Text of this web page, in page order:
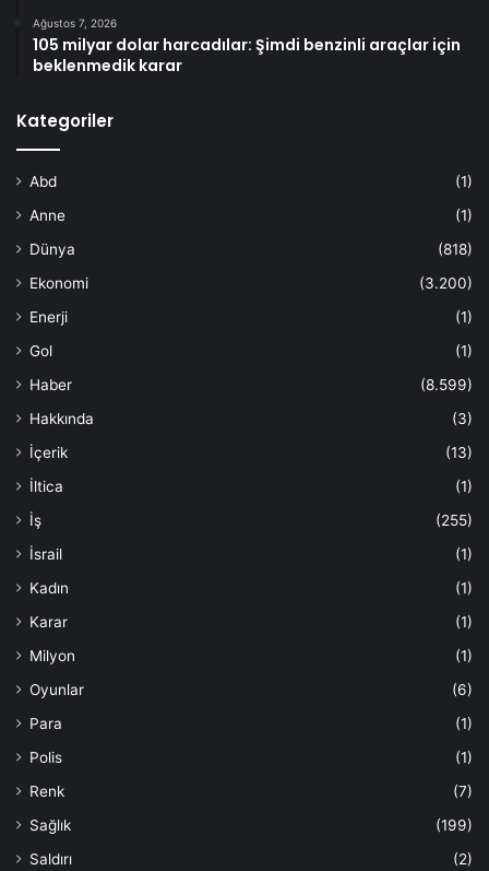
Ağustos 7, 2026
105 milyar dolar harcadılar: Şimdi benzinli araçlar için
beklenmedik karar
Kategoriler
Abd
(1)
Anne
(1)
Dünya
(818)
Ekonomi
(3.200)
Enerji
(1)
Gol
(1)
Haber
(8.599)
Hakkında
(3)
İçerik
(13)
İltica
(1)
İş
(255)
İsrail
(1)
Kadın
(1)
Karar
(1)
Milyon
(1)
Oyunlar
(6)
Para
(1)
Polis
(1)
Renk
(7)
Sağlık
(199)
Saldırı
(2)